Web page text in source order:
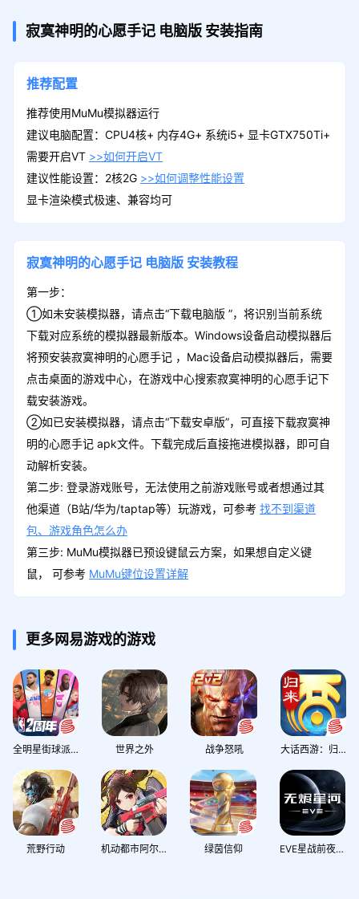
寂寞神明的心愿手记 电脑版 安装指南
推荐配置
推荐使用MuMu模拟器运行
建议电脑配置：CPU4核+ 内存4G+ 系统i5+ 显卡GTX750Ti+
需要开启VT >>如何开启VT
建议性能设置：2核2G >>如何调整性能设置
显卡渲染模式极速、兼容均可
寂寞神明的心愿手记 电脑版 安装教程
第一步：
①如未安装模拟器，请点击“下载电脑版 ”，将识别当前系统
下载对应系统的模拟器最新版本。Windows设备启动模拟器后
将预安装寂寞神明的心愿手记 ，Mac设备启动模拟器后，需要
点击桌面的游戏中心，在游戏中心搜索寂寞神明的心愿手记下
载安装游戏。
②如已安装模拟器，请点击“下载安卓版”，可直接下载寂寞神
明的心愿手记 apk文件。下载完成后直接拖进模拟器，即可自
动解析安装。
第二步: 登录游戏账号，无法使用之前游戏账号或者想通过其
他渠道（B站/华为/taptap等）玩游戏，可参考 找不到渠道
包、游戏角色怎么办
第三步: MuMu模拟器已预设键鼠云方案，如果想自定义键
鼠， 可参考 MuMu键位设置详解
更多网易游戏的游戏
全明星街球派对 世界之外 战争怒吼 大话西游：归来
荒野行动 机动都市阿尔法 绿茵信仰 EVE星战前夜：无烬星河